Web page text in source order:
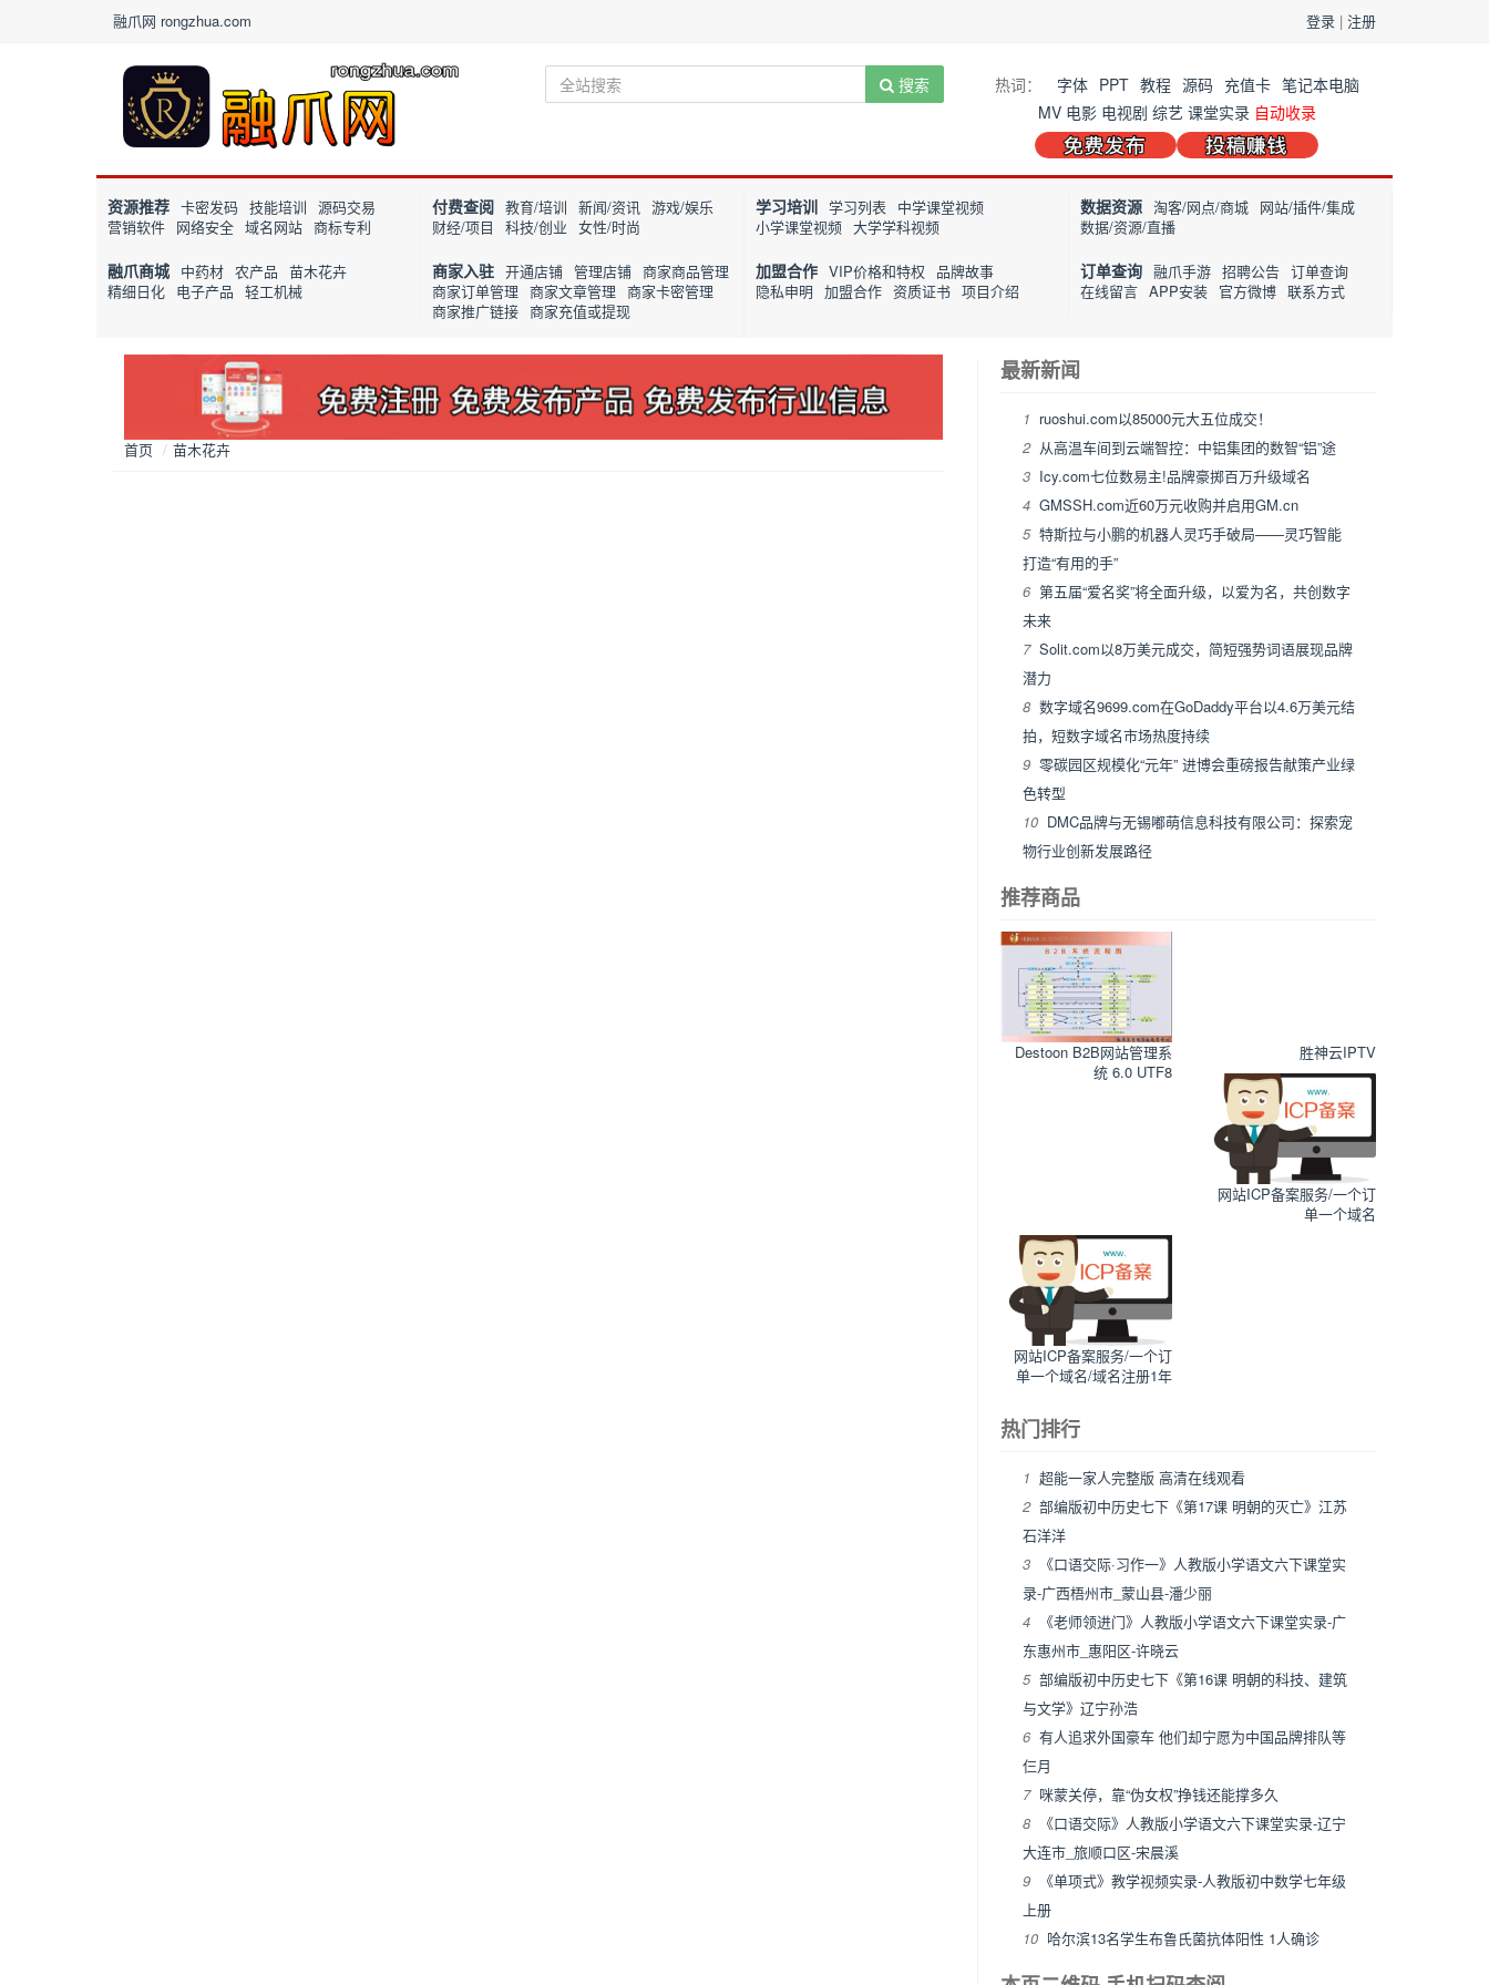
融爪网 rongzhua.com 登录 | 注册
搜索 热词： 字体 PPT 教程 源码 充值卡 笔记本电脑
MV 电影 电视剧 综艺 课堂实录 自动收录
资源推荐 卡密发码 技能培训 源码交易
营销软件 网络安全 域名网站 商标专利
付费查阅 教育/培训 新闻/资讯 游戏/娱乐
财经/项目
科技/创业 女性/时尚
学习培训 学习列表 中学课堂视频
小学课堂视频 大学学科视频
数据资源 淘客/网点/商城
网站/插件/集成
数据/资源/直播
融爪商城 中药材 农产品 苗木花卉
精细日化 电子产品 轻工机械
商家入驻 开通店铺 管理店铺 商家商品管理
商家订单管理 商家文章管理 商家卡密管理
商家推广链接 商家充值或提现
加盟合作 VIP价格和特权
品牌故事
隐私申明 加盟合作 资质证书 项目介绍
订单查询 融爪手游 招聘公告 订单查询
在线留言 APP安装 官方微博 联系方式
首页 / 苗木花卉
最新新闻
1 ruoshui.com以85000元大五位成交！
2 从高温车间到云端智控：中铝集团的数智“铝”途
3 Icy.com七位数易主!品牌豪掷百万升级域名
4 GMSSH.com近60万元收购并启用GM.cn
5 特斯拉与小鹏的机器人灵巧手破局——灵巧智能
打造“有用的手”
6 第五届“爱名奖”将全面升级，以爱为名，共创数字
未来
7 Solit.com以8万美元成交，简短强势词语展现品牌
潜力
8 数字域名9699.com在GoDaddy平台以4.6万美元结
拍，短数字域名市场热度持续
9 零碳园区规模化“元年” 进博会重磅报告献策产业绿
色转型
10 DMC品牌与无锡嘟萌信息科技有限公司：探索宠
物行业创新发展路径
推荐商品
Destoon B2B网站管理系
统 6.0 UTF8
胜神云IPTV
网站ICP备案服务/一个订
单一个域名
网站ICP备案服务/一个订
单一个域名/域名注册1年
热门排行
1 超能一家人完整版 高清在线观看
2 部编版初中历史七下《第17课 明朝的灭亡》江苏
石洋洋
3
《口语交际·习作一》人教版小学语文六下课堂实
录-广西梧州市_蒙山县-潘少丽
4
《老师领进门》人教版小学语文六下课堂实录-广
东惠州市_惠阳区-许晓云
5 部编版初中历史七下《第16课 明朝的科技、建筑
与文学》辽宁孙浩
6 有人追求外国豪车 他们却宁愿为中国品牌排队等
仨月
7 咪蒙关停，靠“伪女权”挣钱还能撑多久
8
《口语交际》人教版小学语文六下课堂实录-辽宁
大连市_旅顺口区-宋晨溪
9
《单项式》教学视频实录-人教版初中数学七年级
上册
10 哈尔滨13名学生布鲁氏菌抗体阳性 1人确诊